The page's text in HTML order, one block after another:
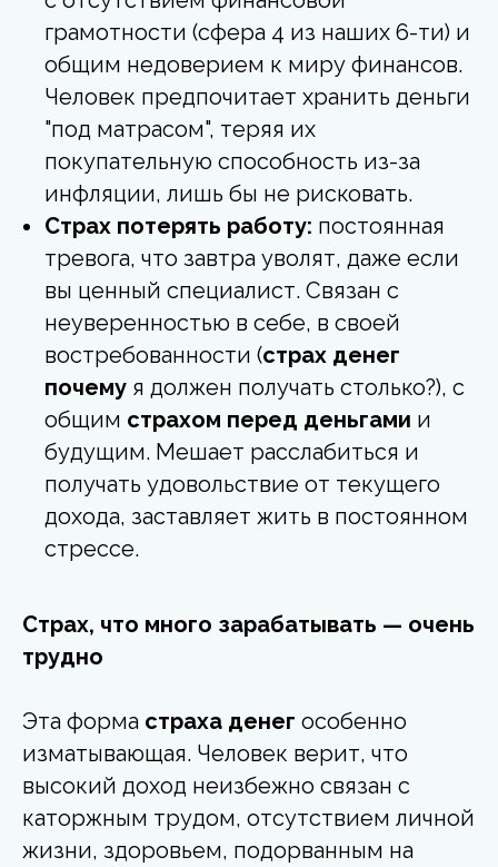
грамотности (сфера 4 из наших 6-ти) и
общим недоверием к миру финансов.
Человек предпочитает хранить деньги
"под матрасом", теряя их
покупательную способность из-за
инфляции, лишь бы не рисковать.
Страх потерять работу: постоянная
тревога, что завтра уволят, даже если
вы ценный специалист. Связан с
неуверенностью в себе, в своей
востребованности (страх денег
почему я должен получать столько?), с
общим страхом перед деньгами и
будущим. Мешает расслабиться и
получать удовольствие от текущего
дохода, заставляет жить в постоянном
стрессе.
Страх, что много зарабатывать — очень
трудно
Эта форма страха денег особенно
изматывающая. Человек верит, что
высокий доход неизбежно связан с
каторжным трудом, отсутствием личной
жизни, здоровьем, подорванным на